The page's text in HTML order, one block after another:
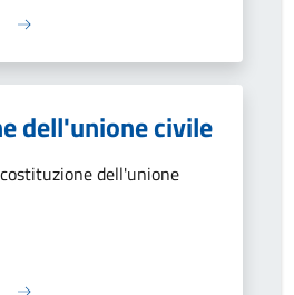
dell'unione civile
dell'unione